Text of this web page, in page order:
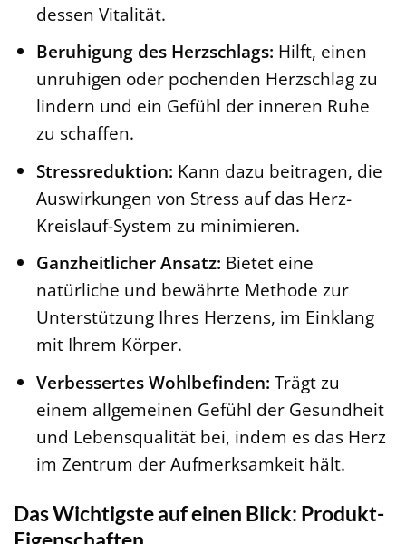
dessen Vitalität.
Beruhigung des Herzschlags: Hilft, einen
unruhigen oder pochenden Herzschlag zu
lindern und ein Gefühl der inneren Ruhe
zu schaffen.
Stressreduktion: Kann dazu beitragen, die
Auswirkungen von Stress auf das Herz-
Kreislauf-System zu minimieren.
Ganzheitlicher Ansatz: Bietet eine
natürliche und bewährte Methode zur
Unterstützung Ihres Herzens, im Einklang
mit Ihrem Körper.
Verbessertes Wohlbefinden: Trägt zu
einem allgemeinen Gefühl der Gesundheit
und Lebensqualität bei, indem es das Herz
im Zentrum der Aufmerksamkeit hält.
Das Wichtigste auf einen Blick: Produkt-